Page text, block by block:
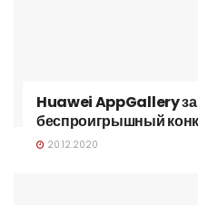
Huawei AppGallery
беспроигрышный
20.12.2020